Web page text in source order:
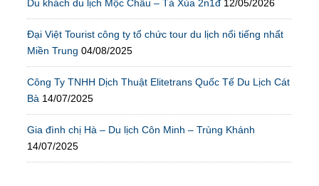
Du khách du lịch Mộc Châu – Tà Xùa 2n1đ 12/05/2026
Đại Việt Tourist công ty tổ chức tour du lịch nổi tiếng nhất
Miền Trung 04/08/2025
Công Ty TNHH Dịch Thuật Elitetrans Quốc Tế Du Lịch Cát
Bà 14/07/2025
Gia đình chị Hà – Du lịch Côn Minh – Trùng Khánh
14/07/2025